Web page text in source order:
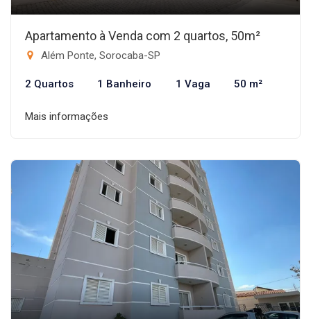
Apartamento à Venda com 2 quartos, 50m²
Além Ponte, Sorocaba-SP
2 Quartos 1 Banheiro 1 Vaga 50 m²
Mais informações